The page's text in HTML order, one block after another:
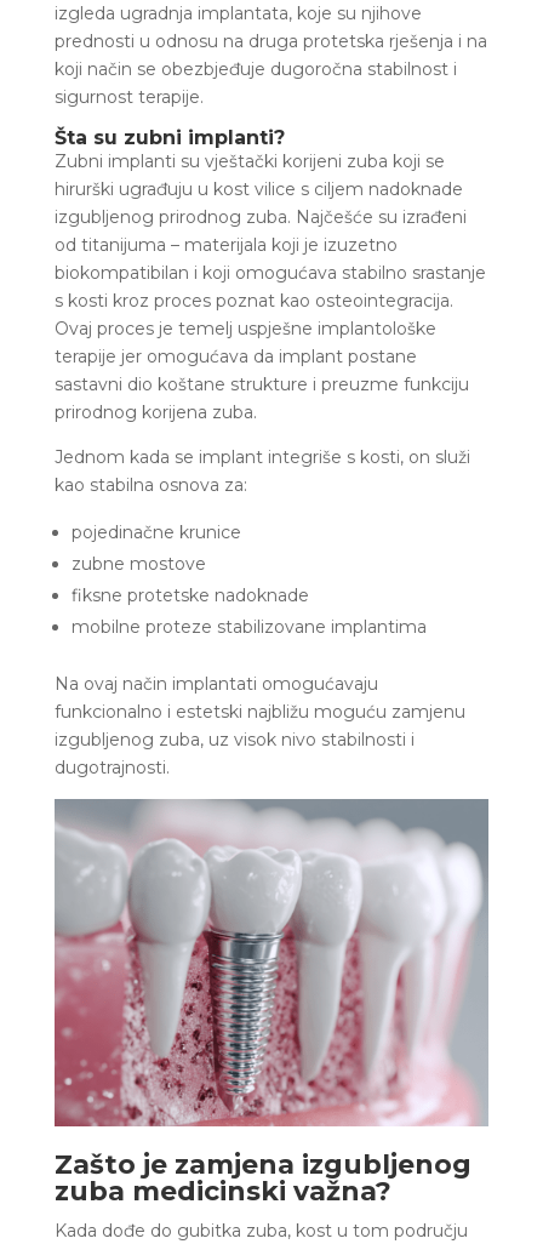
izgleda ugradnja implantata, koje su njihove
prednosti u odnosu na druga protetska rješenja i na
koji način se obezbjeđuje dugoročna stabilnost i
sigurnost terapije.
Šta su zubni implanti?
Zubni implanti su vještački korijeni zuba koji se
hirurški ugrađuju u kost vilice s ciljem nadoknade
izgubljenog prirodnog zuba. Najčešće su izrađeni
od titanijuma – materijala koji je izuzetno
biokompatibilan i koji omogućava stabilno srastanje
s kosti kroz proces poznat kao osteointegracija.
Ovaj proces je temelj uspješne implantološke
terapije jer omogućava da implant postane
sastavni dio koštane strukture i preuzme funkciju
prirodnog korijena zuba.
Jednom kada se implant integriše s kosti, on služi
kao stabilna osnova za:
pojedinačne krunice
zubne mostove
fiksne protetske nadoknade
mobilne proteze stabilizovane implantima
Na ovaj način implantati omogućavaju
funkcionalno i estetski najbližu moguću zamjenu
izgubljenog zuba, uz visok nivo stabilnosti i
dugotrajnosti.
Zašto je zamjena izgubljenog
zuba medicinski važna?
Kada dođe do gubitka zuba, kost u tom području